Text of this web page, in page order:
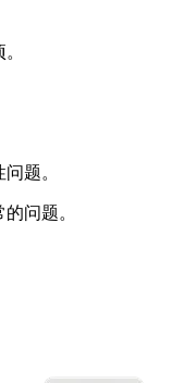
题。
问题。